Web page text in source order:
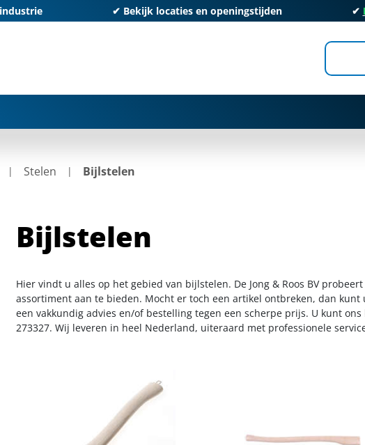
✔ Bekijk locaties en openingstijden ✔
Stelen Bijlstelen
Bijlstelen
Hier vindt u alles op het gebied van bijlstelen. De Jong & Roos BV
assortiment aan te bieden. Mocht er toch een artikel ontbreken, dan
een vakkundig advies en/of bestelling tegen een scherpe prijs. U kunt ons
273327. Wij leveren in heel Nederland, uiteraard met professionele